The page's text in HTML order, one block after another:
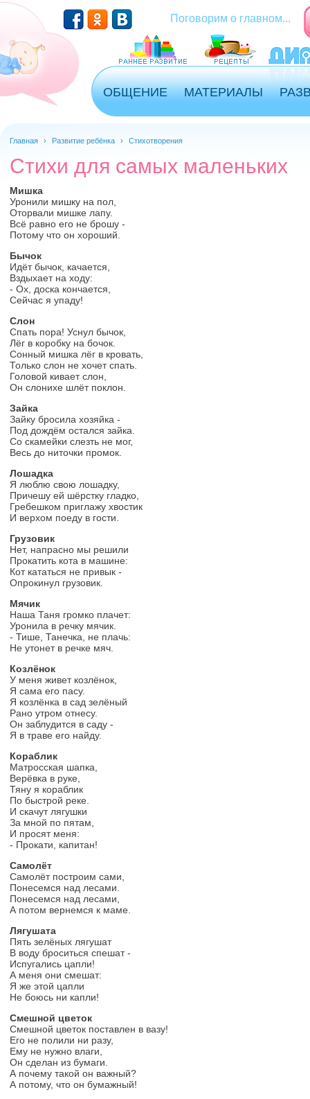
Перейти к основному содержанию
Поговорим о главном...
ОБЩЕНИЕ МАТЕРИАЛЫ
Главная › Развитие ребёнка › Стихотворения
Стихи для самых маленьких
Мишка
Уронили мишку на пол,
Оторвали мишке лапу.
Всё равно его не брошу -
Потому что он хороший.
Бычок
Идёт бычок, качается,
Вздыхает на ходу:
- Ох, доска кончается,
Сейчас я упаду!
Слон
Спать пора! Уснул бычок,
Лёг в коробку на бочок.
Сонный мишка лёг в кровать,
Только слон не хочет спать.
Головой кивает слон,
Он слонихе шлёт поклон.
Зайка
Зайку бросила хозяйка -
Под дождём остался зайка.
Со скамейки слезть не мог,
Весь до ниточки промок.
Лошадка
Я люблю свою лошадку,
Причешу ей шёрстку гладко,
Гребешком приглажу хвостик
И верхом поеду в гости.
Грузовик
Нет, напрасно мы решили
Прокатить кота в машине:
Кот кататься не привык -
Опрокинул грузовик.
Мячик
Наша Таня громко плачет:
Уронила в речку мячик.
- Тише, Танечка, не плачь:
Не утонет в речке мяч.
Козлёнок
У меня живет козлёнок,
Я сама его пасу.
Я козлёнка в сад зелёный
Рано утром отнесу.
Он заблудится в саду -
Я в траве его найду.
Кораблик
Матросская шапка,
Верёвка в руке,
Тяну я кораблик
По быстрой реке.
И скачут лягушки
За мной по пятам,
И просят меня:
- Прокати, капитан!
Самолёт
Самолёт построим сами,
Понесемся над лесами.
Понесемся над лесами,
А потом вернемся к маме.
Лягушата
Пять зелёных лягушат
В воду броситься спешат -
Испугались цапли!
А меня они смешат:
Я же этой цапли
Не боюсь ни капли!
Смешной цветок
Смешной цветок поставлен в вазу!
Его не полили ни разу,
Ему не нужно влаги,
Он сделан из бумаги.
А почему такой он важный?
А потому, что он бумажный!